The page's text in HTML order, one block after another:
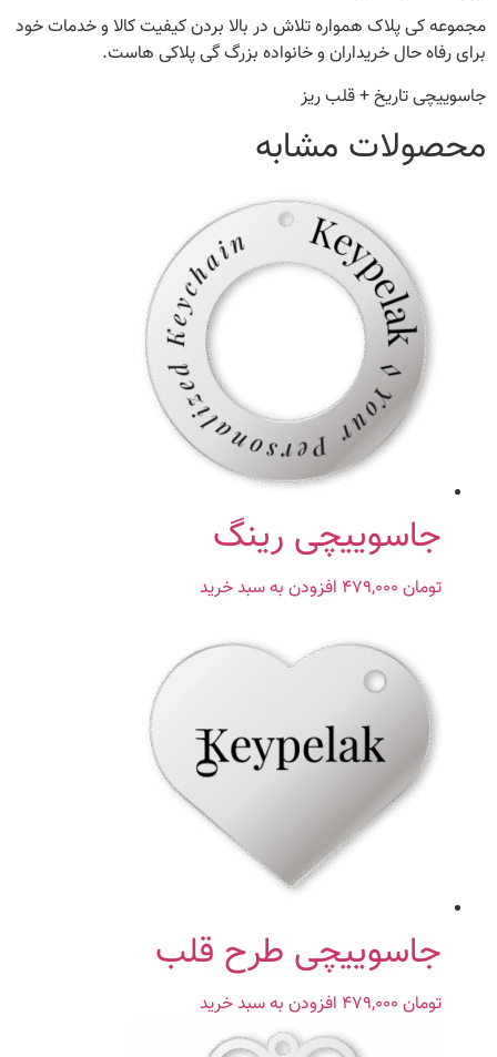
مجموعه کی پلاک همواره تلاش در بالا بردن کیفیت کالا و خدمات خود
برای رفاه حال خریداران و خانواده بزرگ گی پلاکی هاست.
جاسوییچی تاریخ + قلب ریز
محصولات مشابه
جاسوییچی رینگ
تومان افزودن به سبد خرید
جاسوییچی طرح قلب
تومان افزودن به سبد خرید